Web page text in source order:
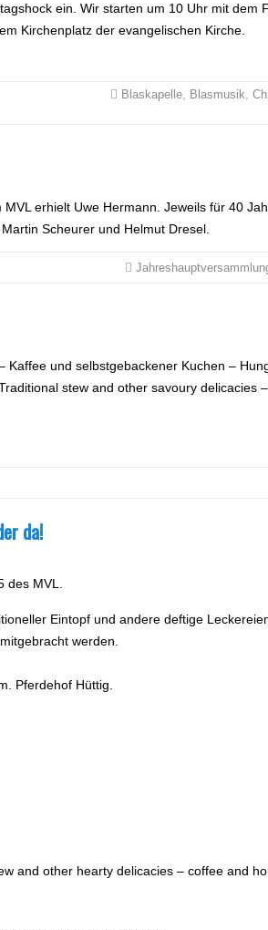
ein. Wir starten um 10 Uhr mit dem
Kirchenplatz der evangelischen Kirche.
Blaskapelle, Blasmusik,
erhielt Uwe Hermann. Jeweils für 40
Scheurer und Helmut Dresel.
und selbstgebackener Kuchen –
stew and other savoury delicacies
da!
MVL.
Eintopf und andere deftige
werden.
Pferdehof Hüttig.
and other hearty delicacies – coffee and